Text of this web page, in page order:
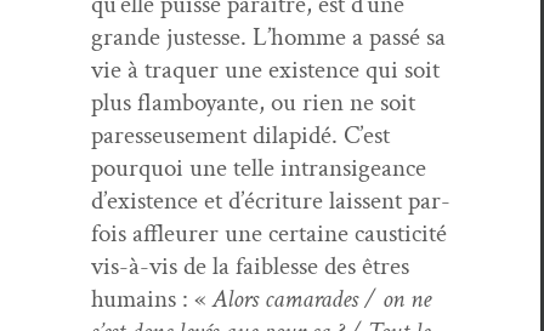
grande justesse. L’homme a passé sa
vie à tra­quer une exis­tence qui soit
plus flam­boy­ante, ou rien ne soit
paresseuse­ment dilapidé. C’est
pourquoi une telle intran­sigeance
d’existence et d’écriture lais­sent par­
fois affleur­er une cer­taine caus­tic­ité
vis-à-vis de la faib­lesse des êtres
humains : «Alors cama­rades / on ne